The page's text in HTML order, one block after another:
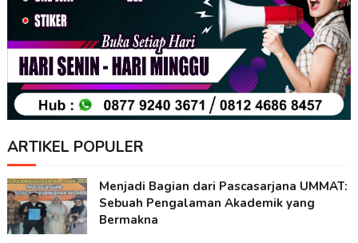
ARTIKEL POPULER
Menjadi Bagian dari Pascasarjana UMMAT:
Sebuah Pengalaman Akademik yang
Bermakna